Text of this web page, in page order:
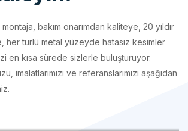
en kısa sürede sizlerle buluşturuyor.
imalatlarımızı ve referanslarımızı aşağıdan